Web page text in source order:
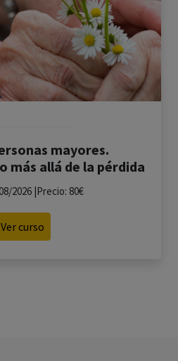
mayores.
más allá de la pérdida
2026 |Precio: 80€
Ver curso